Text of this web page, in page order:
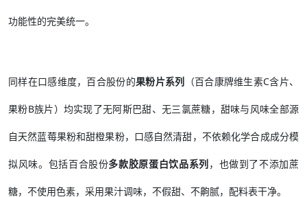
功能性的完美统一。
同样在口感维度，百合股份的果粉片系列 （百合康牌维生素C含片、
果粉B族片）均实现了无阿斯巴甜、无三氯蔗糖，甜味与风味全部源
自天然蓝莓果粉和甜橙果粉，口感自然清甜，不依赖化学合成成分模
拟风味。包括百合股份多款胶原蛋白饮品系列，也做到了不添加蔗
糖，不使用色素，采用果汁调味，不假甜、不齁腻，配料表干净。